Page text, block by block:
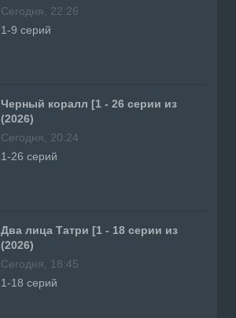
Сегодня, 22:26
1-9 серий
Черный коралл [1 - 26 серии из
(2026)
Сегодня, 20:24
1-26 серий
Два лица Татри [1 - 18 серии из
(2026)
Сегодня, 18:45
1-18 серий